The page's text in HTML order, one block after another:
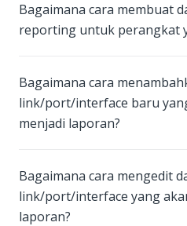
Bagaimana cara membuat
reporting untuk perangkat
Bagaimana cara
link/port/interface baru
menjadi laporan?
Bagaimana cara mengedit
link/port/interface yang
laporan?